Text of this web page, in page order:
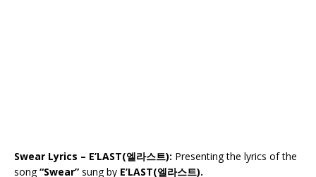
Swear Lyrics – E’LAST(엘라스트): Presenting the lyrics of the
song“Swear” sung by E’LAST(엘라스트).